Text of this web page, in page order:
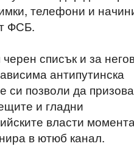
телефони и
ФСБ.
списък и за
антипутинска
си позволи да
и гладни
власти
в ютюб канал.